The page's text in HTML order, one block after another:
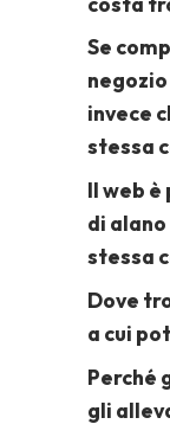
Se
invece
stessa
Il web è
di alano
stessa
Dove
a cui
Perché
gli